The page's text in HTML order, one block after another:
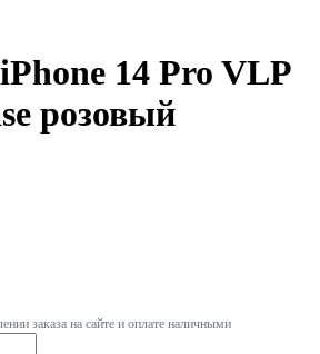
14 Pro VLP
розовый
заказа на сайте и оплате наличными